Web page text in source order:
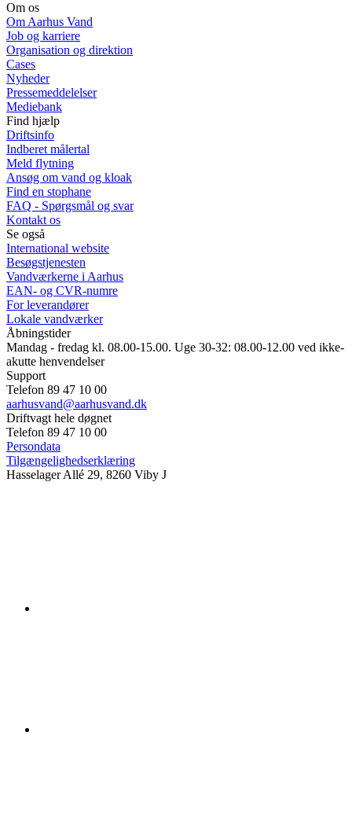
Om os
Om Aarhus Vand
Job og karriere
Organisation og direktion
Cases
Nyheder
Pressemeddelelser
Mediebank
Find hjælp
Driftsinfo
Indberet målertal
Meld flytning
Ansøg om vand og kloak
Find en stophane
FAQ - Spørgsmål og svar
Kontakt os
Se også
International website
Besøgstjenesten
Vandværkerne i Aarhus
EAN- og CVR-numre
For leverandører
Lokale vandværker
Åbningstider
Mandag - fredag kl. 08.00-15.00. Uge 30-32: 08.00-12.00 ved ikke-
akutte henvendelser
Support
Telefon 89 47 10 00
aarhusvand@aarhusvand.dk
Driftvagt hele døgnet
Telefon 89 47 10 00
Persondata
Tilgængelighedserklæring
Hasselager Allé 29, 8260 Viby J